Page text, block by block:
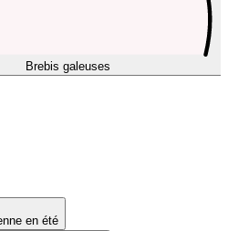
Brebis galeuses
en été